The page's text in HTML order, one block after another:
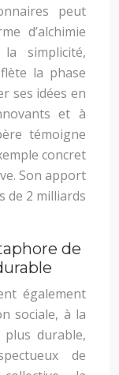
peut
d’alchimie
simplicité,
la phase
ses idées en
et à
témoigne
concret
Son apport
de 2 milliards
de
également
sociale, à la
durable,
de